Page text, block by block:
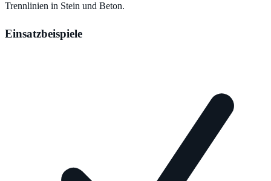
Trennlinien in Stein und Beton.
Einsatzbeispiele